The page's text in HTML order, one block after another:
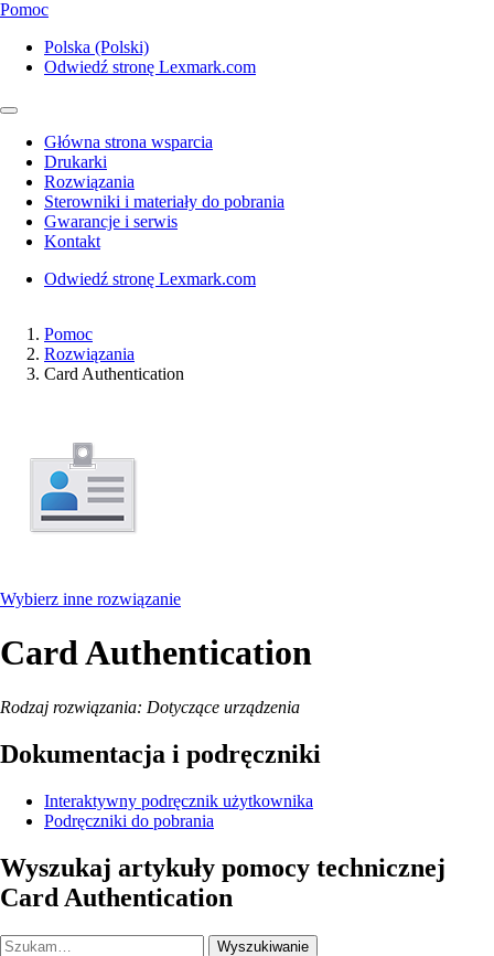
Pomoc
Polska (Polski)
Odwiedź stronę Lexmark.com
Główna strona wsparcia
Drukarki
Rozwiązania
Sterowniki i materiały do pobrania
Gwarancje i serwis
Kontakt
Odwiedź stronę Lexmark.com
Pomoc
Rozwiązania
Card Authentication
Wybierz inne rozwiązanie
Card Authentication
Rodzaj rozwiązania: Dotyczące urządzenia
Dokumentacja i podręczniki
Interaktywny podręcznik użytkownika
Podręczniki do pobrania
Wyszukaj artykuły pomocy technicznej
Card Authentication
Wyszukiwanie